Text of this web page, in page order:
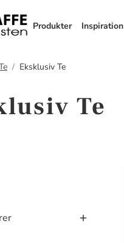
Produkter Inspiration
Eksklusiv Te
Te